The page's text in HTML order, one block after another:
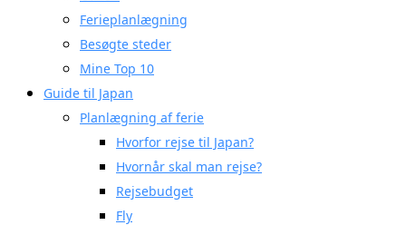
Ferieplanlægning
Besøgte steder
Mine Top 10
Guide til Japan
Planlægning af ferie
Hvorfor rejse til Japan?
Hvornår skal man rejse?
Rejsebudget
Fly